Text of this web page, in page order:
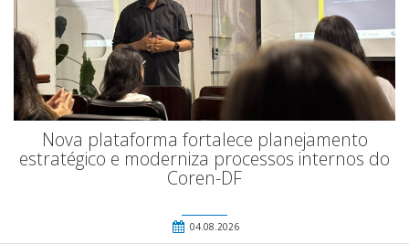
Nova plataforma fortalece planejamento
estratégico e moderniza processos internos do
Coren-DF
04.08.2026